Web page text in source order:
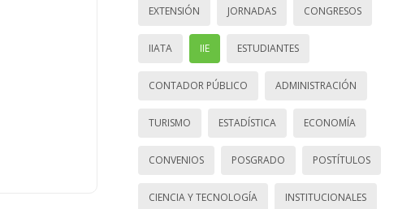
EXTENSIÓN JORNADAS CONGRESOS
IIATA IIE ESTUDIANTES
CONTADOR PÚBLICO ADMINISTRACIÓN
TURISMO ESTADÍSTICA ECONOMÍA
CONVENIOS POSGRADO POSTÍTULOS
CIENCIA Y TECNOLOGÍA INSTITUCIONALES